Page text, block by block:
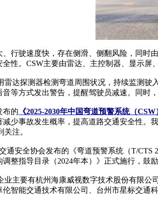
驶速度快，存在侧滑、侧翻风险，同时
性。CSW主要由雷达、主控制器、显示屏
探测器检测弯道周围状况，持续监测驶
等方式发出警告，提醒驾驶员减速。同时
的 《2025-2030年中国弯道预警系统（
少事故发生概率，提高道路交通安全性
注。
安全协会发布的《弯道预警系统（T/CTS
整指导目录（2024年本）》正式施行，鼓
要有杭州海康威视数字技术股份有限公
智能交通技术有限公司、台州市星标交通科